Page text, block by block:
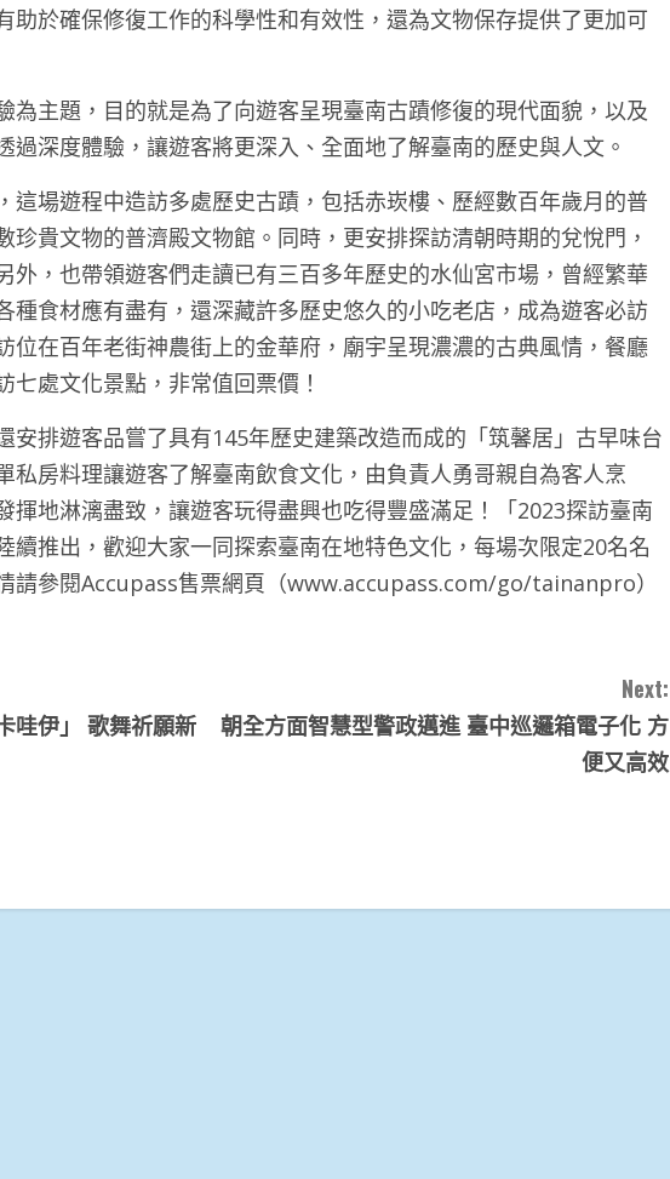
助於確保修復工作的科學性和有效性，還為文物保存提供了更加可
為主題，目的就是為了向遊客呈現臺南古蹟修復的現代面貌，以及
過深度體驗，讓遊客將更深入、全面地了解臺南的歷史與人文。
這場遊程中造訪多處歷史古蹟，包括赤崁樓、歷經數百年歲月的普
珍貴文物的普濟殿文物館。同時，更安排探訪清朝時期的兌悅門，
外，也帶領遊客們走讀已有三百多年歷史的水仙宮市場，曾經繁華
種食材應有盡有，還深藏許多歷史悠久的小吃老店，成為遊客必訪
位在百年老街神農街上的金華府，廟宇呈現濃濃的古典風情，餐廳
七處文化景點，非常值回票價！
安排遊客品嘗了具有145年歷史建築改造而成的「筑馨居」古早味台
私房料理讓遊客了解臺南飲食文化，由負責人勇哥親自為客人烹
揮地淋漓盡致，讓遊客玩得盡興也吃得豐盛滿足！「2023探訪臺南
續推出，歡迎大家一同探索臺南在地特色文化，每場次限定20名名
請參閱Accupass售票網頁（www.accupass.com/go/tainanpro）
哇伊」 歌舞祈願新
Next:
朝全方面智慧型警政邁進 臺中巡邏箱電子化 方
便又高效